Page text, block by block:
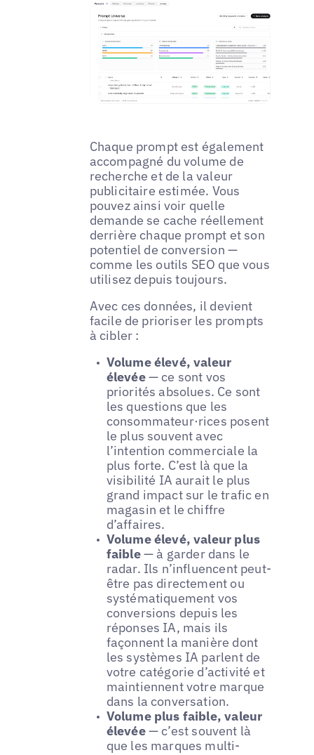
Chaque prompt est également
accompagné du volume de
recherche et de la valeur
publicitaire estimée. Vous
pouvez ainsi voir quelle
demande se cache réellement
derrière chaque prompt et son
potentiel de conversion —
comme les outils SEO que vous
utilisez depuis toujours.
Avec ces données, il devient
facile de prioriser les prompts
à cibler :
Volume élevé, valeur
élevée— ce sont vos
priorités absolues. Ce sont
les questions que les
consommateur·rices posent
le plus souvent avec
l’intention commerciale la
plus forte. C’est là que la
visibilité IA aurait le plus
grand impact sur le trafic en
magasin et le chiffre
d’affaires.
Volume élevé, valeur plus
faible— à garder dans le
radar. Ils n’influencent peut-
être pas directement ou
systématiquement vos
conversions depuis les
réponses IA, mais ils
façonnent la manière dont
les systèmes IA parlent de
votre catégorie d’activité et
maintiennent votre marque
dans la conversation.
Volume plus faible, valeur
élevée— c’est souvent là
que les marques multi-